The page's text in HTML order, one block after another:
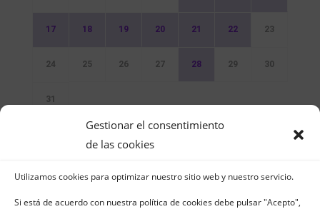
Gestionar el consentimiento
de las cookies
Utilizamos cookies para optimizar nuestro sitio web y nuestro servicio.
Si está de acuerdo con nuestra política de cookies debe pulsar "Acepto",
17 18 19 20 21 22 23
24 25 26 27 28 29 30
31
Sin Eventos